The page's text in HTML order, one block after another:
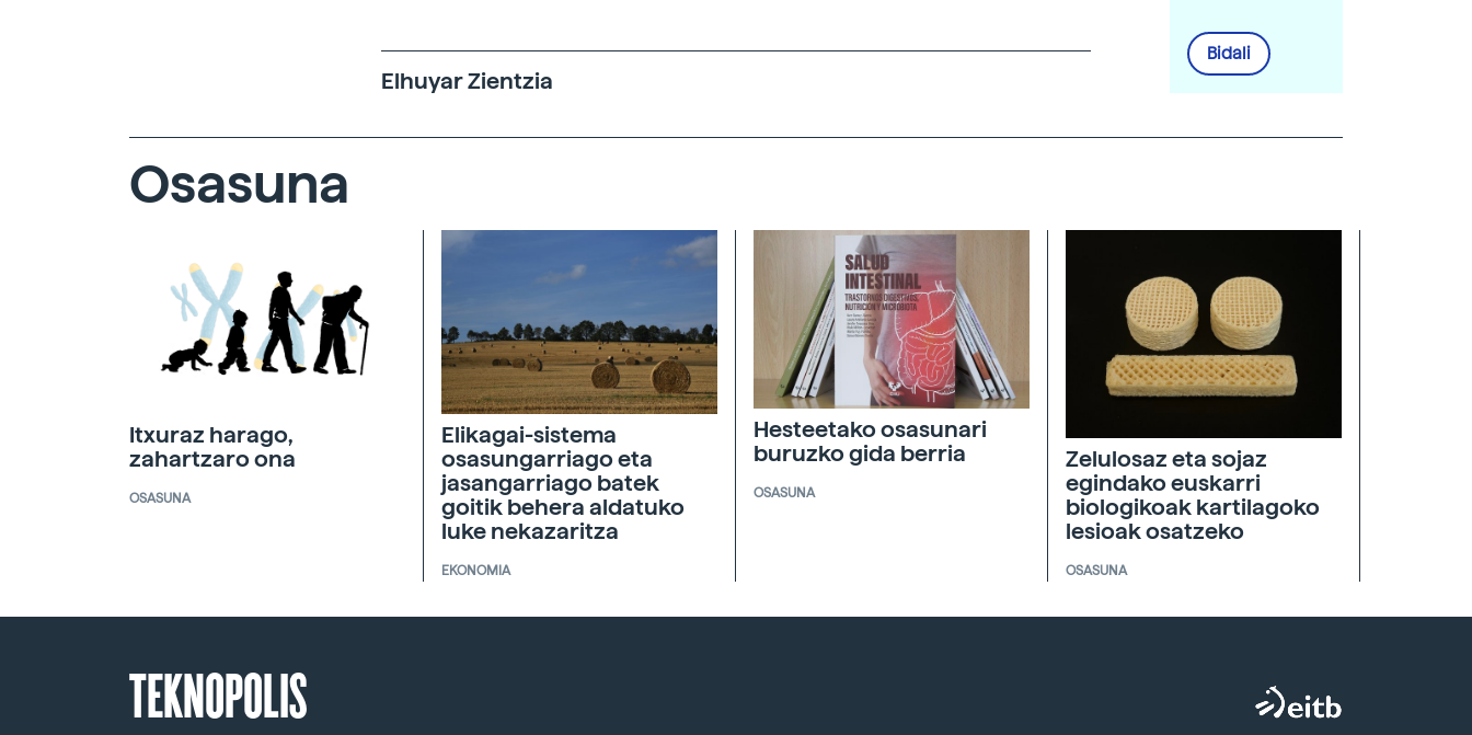
Elhuyar Zientzia
Bidali
Osasuna
Itxuraz harago,
zahartzaro ona
OSASUNA
Elikagai-sistema
osasungarriago eta
jasangarriago batek
goitik behera aldatuko
luke nekazaritza
EKONOMIA
Hesteetako osasunari
buruzko gida berria
OSASUNA
Zelulosaz eta sojaz
egindako euskarri
biologikoak kartilagoko
lesioak osatzeko
OSASUNA
TEKNOPOLIS